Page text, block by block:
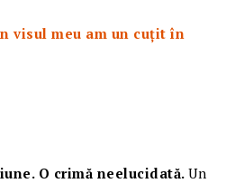
visul meu am un cuțit în
O crimă neelucidată.Un